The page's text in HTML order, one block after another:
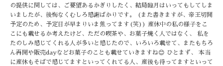
の提供に関しては、ご要望あるかぎりしたく、結局臨月はいってもしてしま
いましたが、後悔なくむしろ感謝ばかりです。 (また書きますが、帝王切開
予定のため、予定日が早まりいま焦ってます(笑)) 産休中の私の様子をこ
こにも載せるか考えたけど、ただの喫茶や、お菓子焼く人ではなく、 私を
たのしみ感じてくれる人が多いと感じたので、いろいろ載せて、またもちろ
ん再開や販売dayなどお菓子のことも載せていきますね😊 ひとまず、 本当
に産休もそばで感じてますといってくれてる人、産後も待ってますといって